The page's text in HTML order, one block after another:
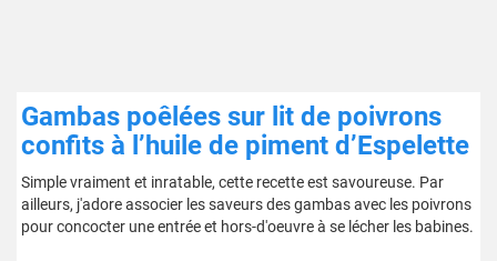
Gambas poêlées sur lit de poivrons
confits à l’huile de piment d’Espelette
Simple vraiment et inratable, cette recette est savoureuse. Par
ailleurs, j'adore associer les saveurs des gambas avec les poivrons
pour concocter une entrée et hors-d'oeuvre à se lécher les babines.